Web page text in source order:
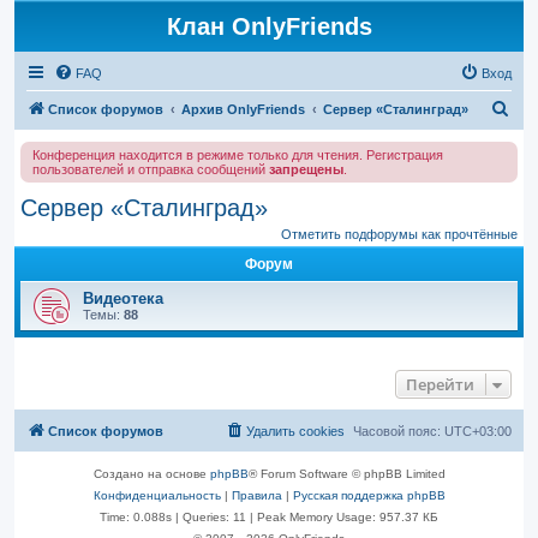
Клан OnlyFriends
FAQ Вход
Список форумов Архив OnlyFriends Сервер «Сталинград»
Конференция находится в режиме только для чтения. Регистрация
пользователей и отправка сообщений запрещены
Сервер «Сталинград»
Отметить подфорумы как прочтённые
Форум
Видеотека
Темы: 88
Перейти
Список форумов Часовой пояс: UTC+03:00
Удалить cookies
Создано на основе phpBB® Forum Software © phpBB Limited
Конфиденциальность| Правила | Русская поддержка phpBB
Time: 0.088s | Queries: 11 | Peak Memory Usage: 957.37 КБ